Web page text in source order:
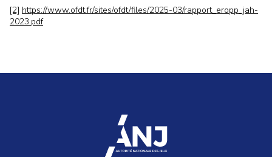
[2] https://www.ofdt.fr/sites/ofdt/files/2025-03/rapport_eropp_jah-
2023.pdf
accueil